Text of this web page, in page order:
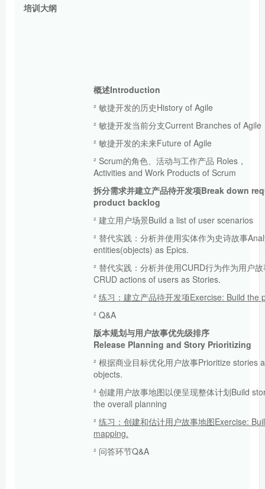
培训大纲
概述Introduction
² 敏捷开发的历史History of Agile
² 敏捷开发当前分支Current Branches of Agile
² 敏捷开发的未来Future of Agile
² Scrum的角色、活动与工作产品 Roles，
Activities and Work Products of Scrum
拆分需求并建立产品待开发项Break down
product backlog
² 建立用户场景Build a list of user scenarios
² 替代实践：分析并使用实体作为史诗故事
entities(objects) as Epics.
² 替代实践：分析并使用CURD行为作为用户
CRUD actions of users as Stories.
² 练习：建立产品待开发项Exercise: Build the
² Q&A
版本规划与用户故事优先级排序
Release Planning and Story Prioritizing
² 根据商业目标优化用户故事Prioritize stories
objects.
² 创建用户故事地图以便呈现整体计划Build
the overall planning
² 练习：创建和估计用户故事地图Exercise:
mapping.
² 问答环节Q&A